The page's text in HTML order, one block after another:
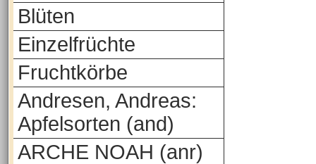
Blüten
Einzelfrüchte
Fruchtkörbe
Andresen, Andreas:
Apfelsorten (and)
ARCHE NOAH (anr)